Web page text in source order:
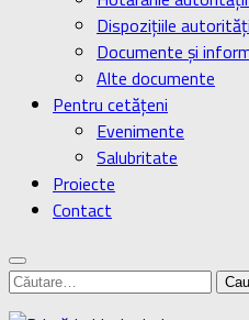
Dispozițiile
Documente și
Alte documente
Pentru cetățeni
Evenimente
Salubritate
Proiecte
Contact
Caută
după: